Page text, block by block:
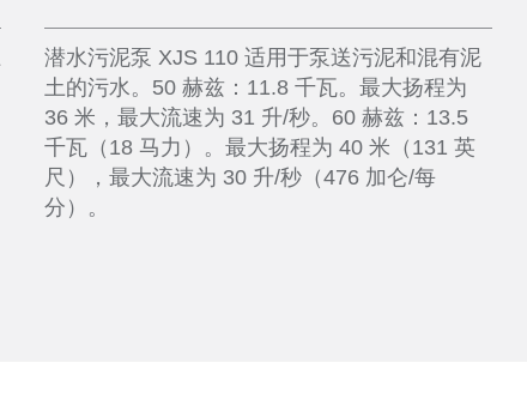
潜水污泥泵 XJS 110 适用于泵送污泥和混有泥
土的污水。50 赫兹：11.8 千瓦。最大扬程为
36 米，最大流速为 31 升/秒。60 赫兹：13.5
千瓦（18 马力）。最大扬程为 40 米（131 英
尺），最大流速为 30 升/秒（476 加仑/每
分）。